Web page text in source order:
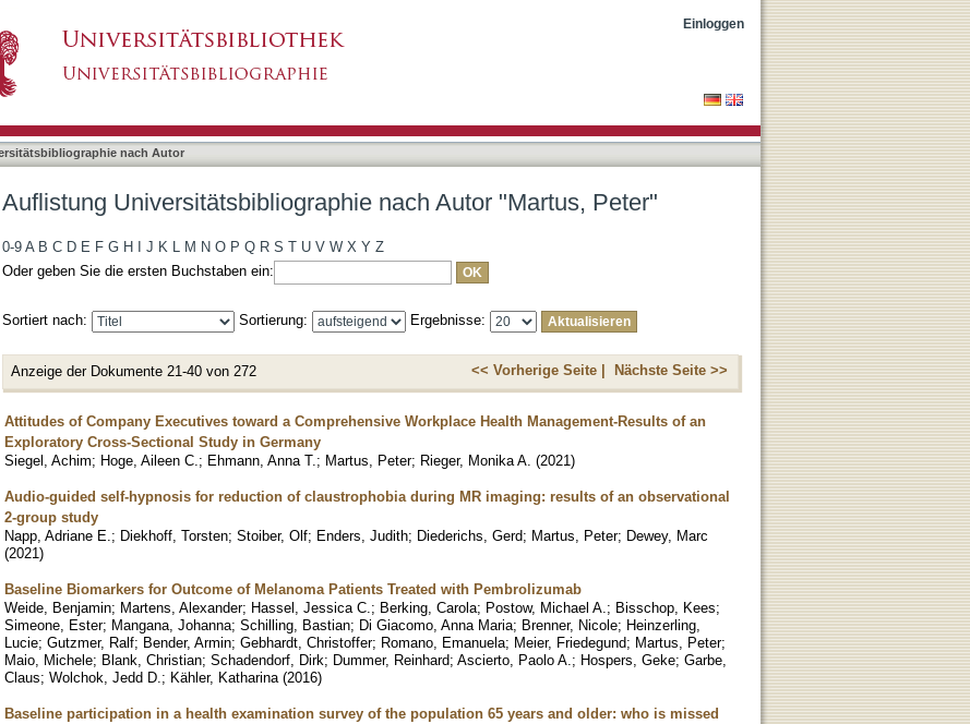
Einloggen
nach Autor
Auflistung Universitätsbibliographie nach Autor "Martus, Peter"
0-9 A B C D E F G H J K L M N O P Q R S T U V W X Y Z
Oder geben Sie die ersten Buchstaben ein:
Sortiert nach: Sortierung: Ergebnisse:
Anzeige der Dokumente 21-40 von 272 << Vorherige Seite | Nächste Seite >>
Attitudes of Company Executives toward a Comprehensive Workplace Health Management-Results of an
Exploratory Cross-Sectional Study in Germany
Siegel, Achim; Hoge, Aileen C. ; Ehmann, Anna T. ; Martus, Peter; Rieger, Monika A. (2021)
Audio-guided self-hypnosis for reduction of claustrophobia during MR imaging: results of an observational
2-group study
Napp, Adriane E. ; Diekhoff, Torsten; Stoiber, Olf; Enders, Judith; Diederichs, Gerd; Martus, Peter; Dewey, Marc
(2021)
Baseline Biomarkers for Outcome of Melanoma Patients Treated with Pembrolizumab
Weide, Benjamin; Martens, Alexander; Hassel, Jessica C. ; Berking, Carola; Postow, Michael A. ; Bisschop, Kees;
Simeone, Ester; Mangana, Johanna; Schilling, Bastian; Di Giacomo, Anna Maria; Brenner, Nicole; Heinzerling,
Lucie; Gutzmer, Ralf; Bender, Armin; Gebhardt, Christoffer; Romano, Emanuela; Meier, Friedegund; Martus, Peter;
Maio, Michele; Blank, Christian; Schadendorf, Dirk; Dummer, Reinhard; Ascierto, Paolo A. ; Hospers, Geke; Garbe,
Claus; Wolchok, Jedd D. ; Kähler, Katharina (2016)
Baseline participation in a health examination survey of the population 65 years and older: who is missed